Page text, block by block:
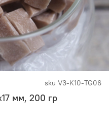
sku V3-K10-TG06
мм, 200 гр